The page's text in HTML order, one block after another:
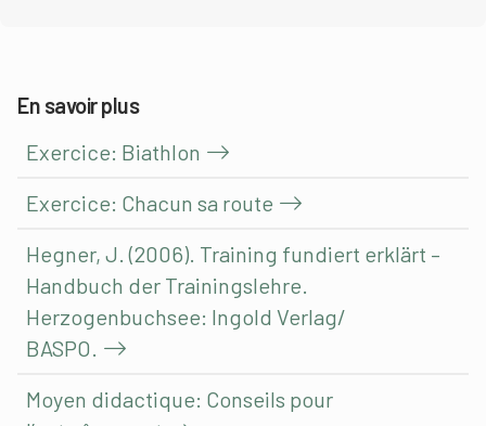
En savoir plus
Exercice: Biathlon
Exercice: Chacun sa route
Hegner, J. (2006). Training fundiert erklärt –
Handbuch der Trainingslehre.
Herzogenbuchsee: Ingold Verlag/
BASPO.
Moyen didactique: Conseils pour